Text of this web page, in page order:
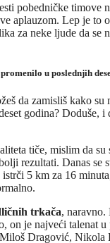
pobedničke timove
aplauzom. Lep je to
za neke ljude da se
u poslednjih
da zamisliš kako su
godina? Doduše, i
tiče, mislim da su
rezultati. Danas se
istrči 5 km za 16
trkača, naravno.
on je najveći talenat
Dragović, Nikola